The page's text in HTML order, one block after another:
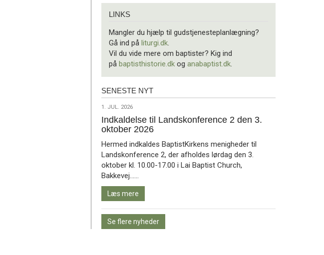
LINKS
Mangler du hjælp til gudstjenesteplanlægning?
Gå ind på liturgi.dk
Vil du vide mere om baptister? Kig ind
på baptisthistorie.dk og anabaptist.dk
Seneste
SENESTE NYT
1.
jul.
2026
1. JUL. 2026
Indkaldelse til Landskonference 2 den 3.
oktober 2026
Hermed indkaldes BaptistKirkens menigheder til
Landskonference 2, der afholdes lørdag den 3.
oktober kl. 10.00-17.00 i Lai Baptist Church,
Bakkevej……
mere
Læs mere
Se flere nyheder